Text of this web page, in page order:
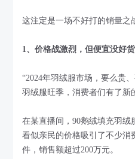
这注定是一场不好打的销量之
1、价格战激烈，但便宜没好货
“2024年羽绒服市场，要么贵
羽绒服旺季，消费者们有了新
在某直播间，90鹅绒填充羽绒
看似亲民的价格吸引了不少消
件，销售额超过200万元。